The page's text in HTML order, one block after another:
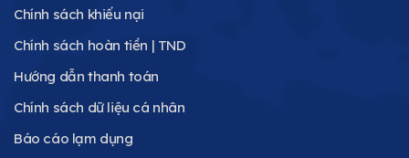
Chính sách khiếu nại
Chính sách hoàn tiền | TND
Hướng dẫn thanh toán
Chính sách dữ liệu cá nhân
Báo cáo lạm dụng